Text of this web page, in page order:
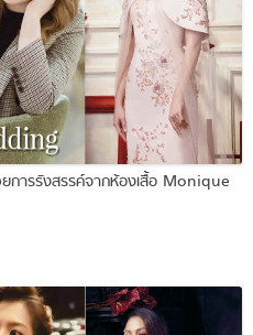
การรังสรรค์จากห้องเสื้อ Monique